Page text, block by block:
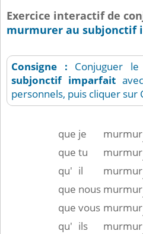
Exercice interactif de
murmurer au subjonctif
Consigne : Conjuguer
subjonctif imparfait
personnels, puis cliquer sur
que je
murmur
que tu
murmur
qu' il
murmur
que nous murmur
que vous murmur
qu' ils murmur